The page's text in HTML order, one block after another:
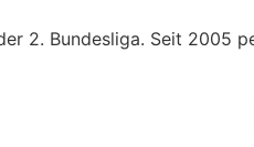
2. Bundesliga. Seit 2005